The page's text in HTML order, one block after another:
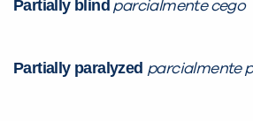
Partially blind parcialmente cego
Partially paralyzed parcialmente